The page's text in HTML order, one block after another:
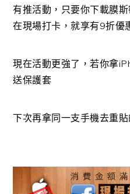
有推活動，只要你下載膜
在現場打卡，就享有9折優
現在活動更強了，若你拿
送保護套
下次再拿同一支手機去重